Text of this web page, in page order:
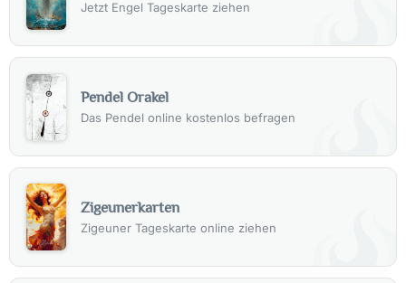
Jetzt Engel Tageskarte ziehen
Pendel Orakel
Das Pendel online kostenlos befragen
Zigeunerkarten
Zigeuner Tageskarte online ziehen